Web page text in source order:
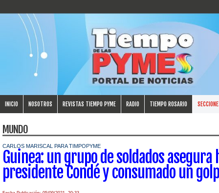
INICIO NOSOTROS REVISTAS TIEMPO PYME RADIO TIEMPO ROSARIO
MUNDO
CARLOS MARISCAL PARA TIMPOPYME
Guinea: un grupo de soldados
presidente Condé y consumado un